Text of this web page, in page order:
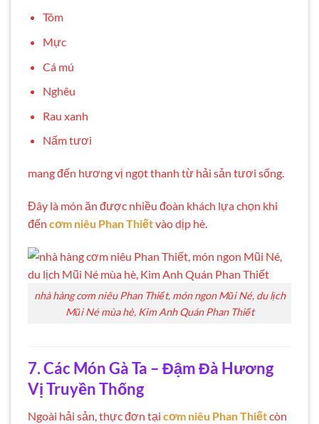
Tôm
Mực
Cá mú
Nghêu
Rau xanh
Nấm tươi
mang đến hương vị ngọt thanh từ hải sản tươi sống.
Đây là món ăn được nhiều đoàn khách lựa chọn khi
đến cơm niêu Phan Thiếtvào dịp hè.
nhà hàng cơm niêu Phan Thiết, món ngon Mũi Né, du lịch
Mũi Né mùa hè, Kim Anh Quán Phan Thiết
7. Các Món Gà Ta – Đậm Đà Hương
Vị Truyền Thống
Ngoài hải sản, thực đơn tại cơm niêu Phan Thiếtcòn